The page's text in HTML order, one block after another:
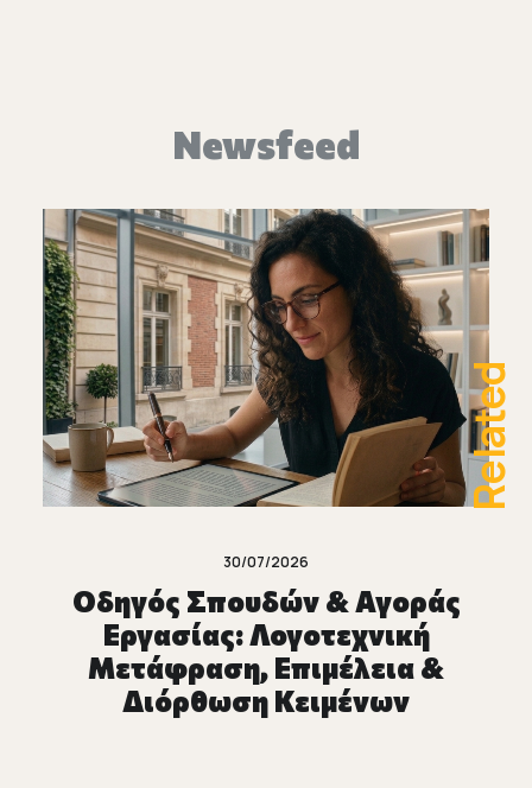
Newsfeed
30/07/2026
Οδηγός Σπουδών & Αγοράς
Εργασίας: Λογοτεχνική
Μετάφραση, Επιμέλεια &
Διόρθωση Κειμένων
Related